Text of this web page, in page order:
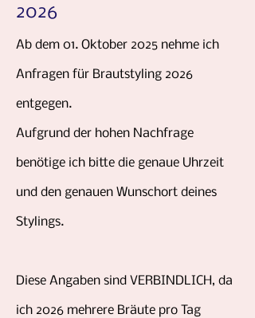
2026
​Ab dem 01. Oktober 2025 nehme ich
Anfragen für Brautstyling 2026
entgegen.
Aufgrund der hohen Nachfrage
benötige ich bitte die genaue Uhrzeit
und den genauen Wunschort deines
Stylings.
Diese Angaben sind VERBINDLICH, da
ich 2026 mehrere Bräute pro Tag